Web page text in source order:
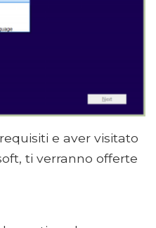
e aver visitato
ti verranno offerte